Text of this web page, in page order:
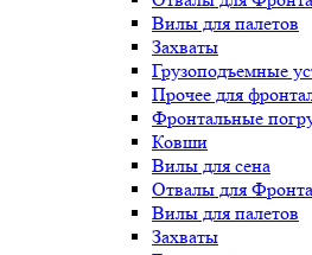
Вилы для палетов
Захваты
Грузоподъемные
Прочее для
Фронтальные
Ковши
Вилы для сена
Отвалы для
Вилы для палетов
Захваты